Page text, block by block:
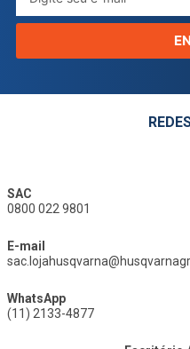
SAC
0800 022 9801
E-mail
WhatsApp
(11) 2133-4877